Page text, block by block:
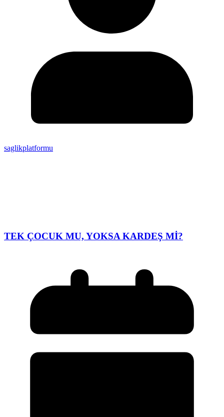
saglikplatformu
TEK ÇOCUK MU, YOKSA KARDEŞ Mİ?